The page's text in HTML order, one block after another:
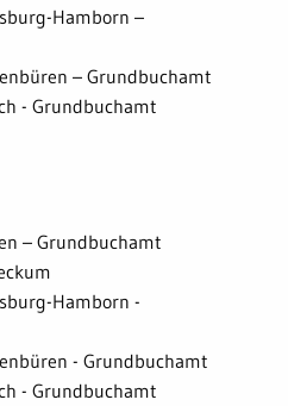
Hamborn –
– Grundbuchamt
- Grundbuchamt
– Grundbuchamt
Hamborn -
- Grundbuchamt
- Grundbuchamt